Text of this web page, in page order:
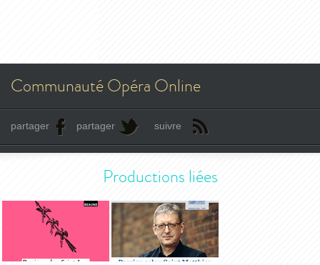
Communauté Opéra Online
partager partager suivre
Productions liées